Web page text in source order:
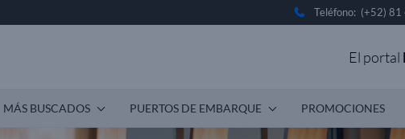
Teléfono: (+52)
El portal
MÁS BUSCADOS PUERTOS DE EMBARQUE PROMOCIONES